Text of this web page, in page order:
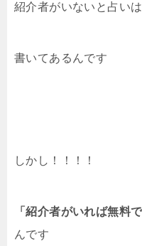
紹介者がいないと占い
書いてあるんです
しかし！！！！
「紹介者がいれば無料
んです